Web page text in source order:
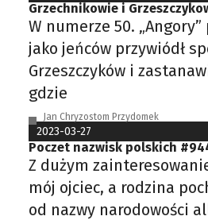
Grzechnikowie i
W numerze 50.
jako jeńców przywiódł
Grzeszczyków i
gdzie
Jan Chryzostom Przydomek
2023-03-27
Poczet nazwisk polskich
Z dużym
mój ojciec, a rodzina
od nazwy narodowości